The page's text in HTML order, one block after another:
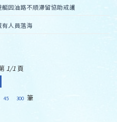
因油路不順滯留協助戒護
人員落海
1/1 頁
45 300 筆